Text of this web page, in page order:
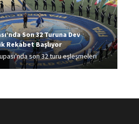
Son 32 Turuna Dev
Rekabet Başlıyor
son 32 turu eşleşmeleri